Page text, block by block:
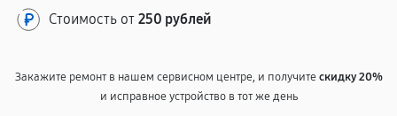
Стоимость от 250 рублей
Закажите ремонт в нашем сервисном центре, и получитескидку 20%
и исправное устройство в тот же день